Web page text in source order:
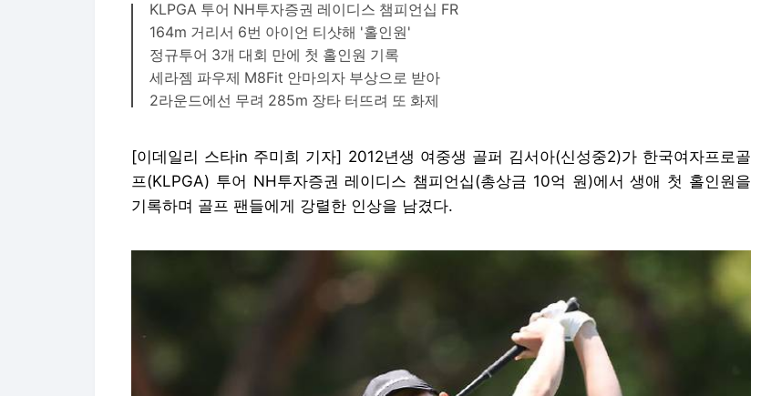
KLPGA 투어 NH투자증권 레이디스 챔피언십 FR
164m 거리서 6번 아이언 티샷해 '홀인원'
정규투어 3개 대회 만에 첫 홀인원 기록
세라젬 파우제 M8Fit 안마의자 부상으로 받아
2라운드에선 무려 285m 장타 터뜨려 또 화제
[이데일리 스타in 주미희 기자] 2012년생 여중생 골퍼 김서아(신성중2)가 한국여자프로골
프(KLPGA) 투어 NH투자증권 레이디스 챔피언십(총상금 10억 원)에서 생애 첫 홀인원을
기록하며 골프 팬들에게 강렬한 인상을 남겼다.